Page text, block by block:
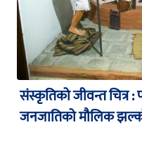
संस्कृतिको जीवन्त चित्र :
जनजातिको मौलिक